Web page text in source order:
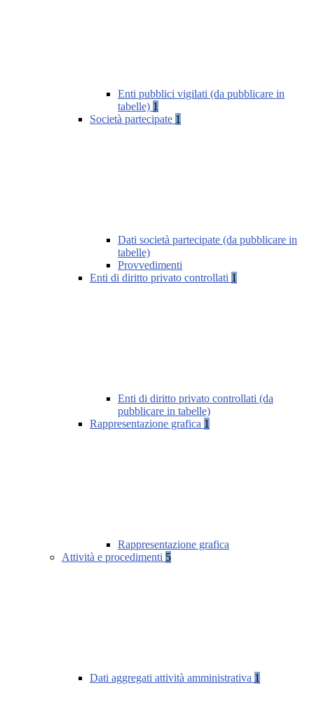
Enti pubblici vigilati (da pubblicare in
tabelle) 1
Società partecipate 1
Dati società partecipate (da pubblicare in
tabelle)
Provvedimenti
Enti di diritto privato controllati 1
Enti di diritto privato controllati (da
pubblicare in tabelle)
Rappresentazione grafica 1
Rappresentazione grafica
Attività e procedimenti 5
Dati aggregati attività amministrativa 1